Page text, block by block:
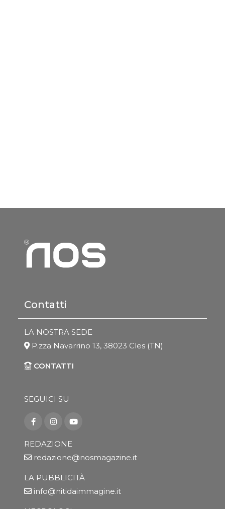
Contatti
LA NOSTRA SEDE
P.zza Navarrino 13, 38023 Cles (TN)
CONTATTI
SEGUICI SU
REDAZIONE
redazione@nosmagazine.it
LA PUBBLICITÀ
info@nitidaimmagine.it